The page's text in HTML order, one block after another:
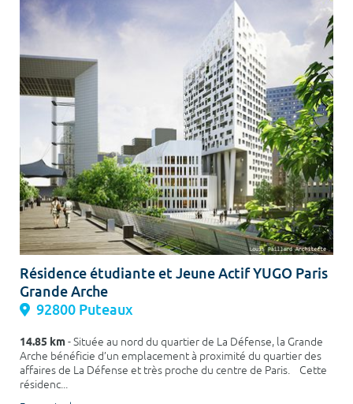
Résidence étudiante et Jeune Actif YUGO Paris
Grande Arche
92800 Puteaux
14.85 km- Située au nord du quartier de La Défense, la Grande
Arche bénéficie d’un emplacement à proximité du quartier des
affaires de La Défense et très proche du centre de Paris. Cette
résidenc...